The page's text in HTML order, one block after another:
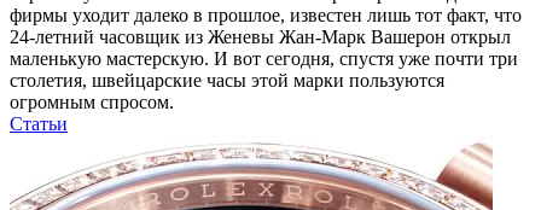
фирмы уходит далеко в прошлое, известен лишь тот факт, что
24-летний часовщик из Женевы Жан-Марк Вашерон открыл
маленькую мастерскую. И вот сегодня, спустя уже почти три
столетия, швейцарские часы этой марки пользуются
огромным спросом.
Статьи